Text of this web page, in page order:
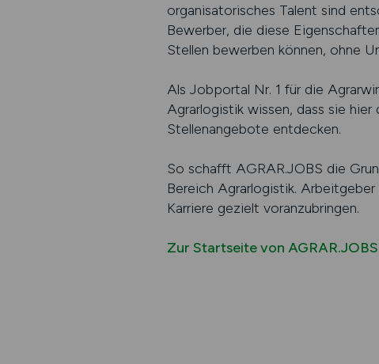
organisatorisches Talent sind
Bewerber, die diese
Stellen bewerben können, ohne
Als Jobportal Nr. 1 für die
Agrarlogistik wissen, dass sie
Stellenangebote entdecken.
So schafft AGRAR.JOBS die
Bereich Agrarlogistik.
Karriere gezielt voranzubringen.
Zur Startseite von AGRAR.JOBS